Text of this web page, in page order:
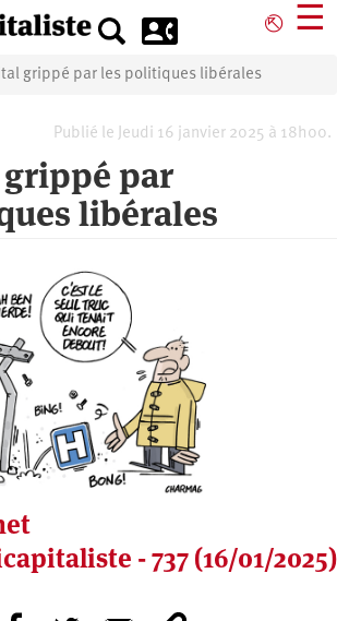
⎋ ☰
grippé par les politiques libérales
Publié le Jeudi 16 janvier 2025 à 18h00.
par
libérales
- 737 (16/01/2025)